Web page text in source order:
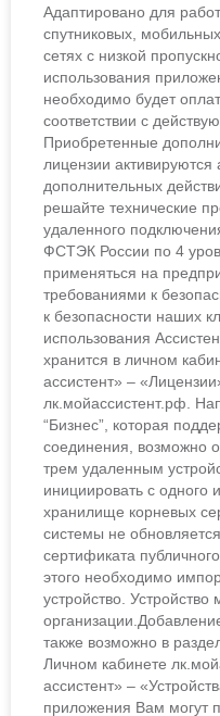
Адаптировано для
спутниковых,
сетях с низкой
использования
необходимо будет
соответствии с
Приобретенные
лицензии активируются
дополнительных
решайте технические
удаленного
ФСТЭК России по 4
применяться на
требованиями к
к безопасности наших
использования
хранится в личном
ассистент» –
лк.мойассистент.рф.
“Бизнес”, которая
соединения, возможно
трем удаленным
инициировать с одного
хранилище корневых
системы не
сертификата
этого необходимо
устройство. Устройство
также возможно в
Личном кабинете
ассистент» –
приложения Вам могут